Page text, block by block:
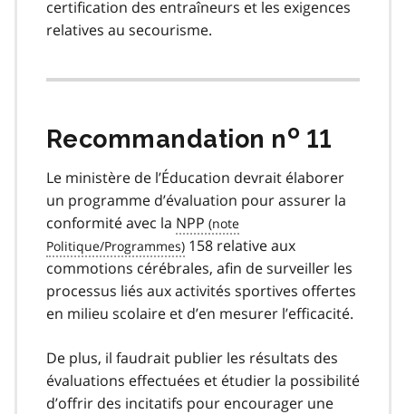
certification des entraîneurs et les exigences
relatives au secourisme.
Recommandation no 11
Le ministère de l’Éducation devrait élaborer
un programme d’évaluation pour assurer la
conformité avec la NPP
158 relative aux
commotions cérébrales, afin de surveiller les
processus liés aux activités sportives offertes
en milieu scolaire et d’en mesurer l’efficacité.
De plus, il faudrait publier les résultats des
évaluations effectuées et étudier la possibilité
d’offrir des incitatifs pour encourager une